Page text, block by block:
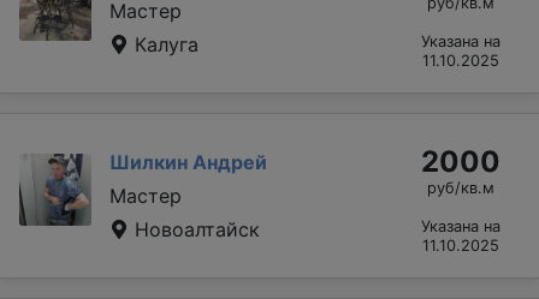
Мастер
Калуга
Указана на
11.10.2025
Шилкин Андрей
Мастер
Новоалтайск
2000
руб/кв.м
Указана на
11.10.2025